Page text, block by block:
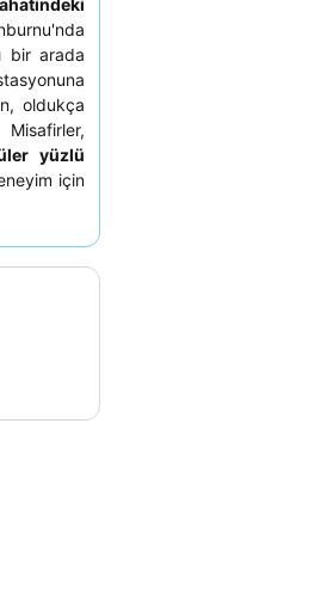
bir arada
oldukça
yüzlü
için